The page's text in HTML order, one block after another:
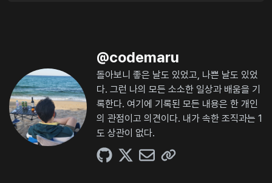
@codemaru
돌아보니 좋은 날도 있었고, 나쁜 날도 있었
다. 그런 나의 모든 소소한 일상과 배움을 기
록한다. 여기에 기록된 모든 내용은 한 개인
의 관점이고 의견이다. 내가 속한 조직과는 1
도 상관이 없다.